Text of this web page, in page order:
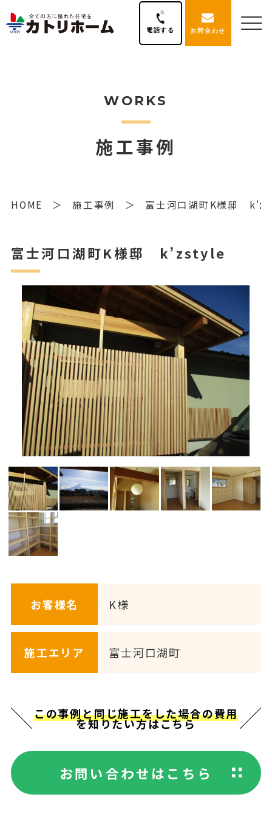
電話する お問合わせ
WORKS
施工事例
HOME 施工事例 富士河口湖町K様邸
富士河口湖町K様邸 k’zstyle
お客様名 K様
施工エリア 富士河口湖町
この事例と同じ施工をした場合の費用
を知りたい方はこちら
お問い合わせはこちら